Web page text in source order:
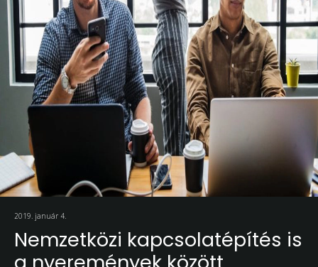
2019. január 4.
Nemzetközi kapcsolatépítés is